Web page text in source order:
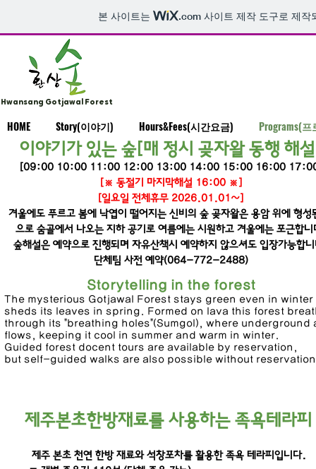
본 사이트는 .com 사이트 제작 도구로 제작
Hwansang Gotjawal Forest
HOME Story(이야기) Hours&Fees(시간요금) Programs(
이야기가 있는 숲[매 정시 곶자왈 동행 해
[09:00 10:00 11:00 12:00 13:00 14:00 15:00 16:00
​[※ 동절기 마지막해설 16:00 ※]
[일요일 전체휴무 2026.01.01~]
겨울에도 푸르고 봄에 낙엽이 떨어지는 신비의 숲 곶자왈은 용암 위에 형성
으로 숨골에서 나오는 지하 공기로 여름에는 시원하고 겨울에는 포근합
숲해설은 예약으로 진행되며 자유산책시 예약하지 않으셔도 입장가능합
단체팀 사전 예약(064-772-2488)
Storytelling in the forest
The mysterious Gotjawal Forest stays green even in winter
sheds its leaves in spring. Formed on lava this forest
through its "breathing holes"(Sumgol), where underground
flows, keeping it cool in summer and warm in winter.
Guided forest docent tours are available by reservation,
but self-guided walks are also possible without
제주본초한방재료를 사용하는 족욕테라피
제주 본초 천연 한방 재료와 석창포차를 활용한 족욕 테라피입니다.